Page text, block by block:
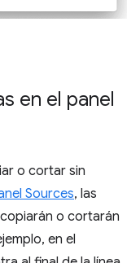
en el panel
o cortar sin
Sources, las
o cortarán
en el